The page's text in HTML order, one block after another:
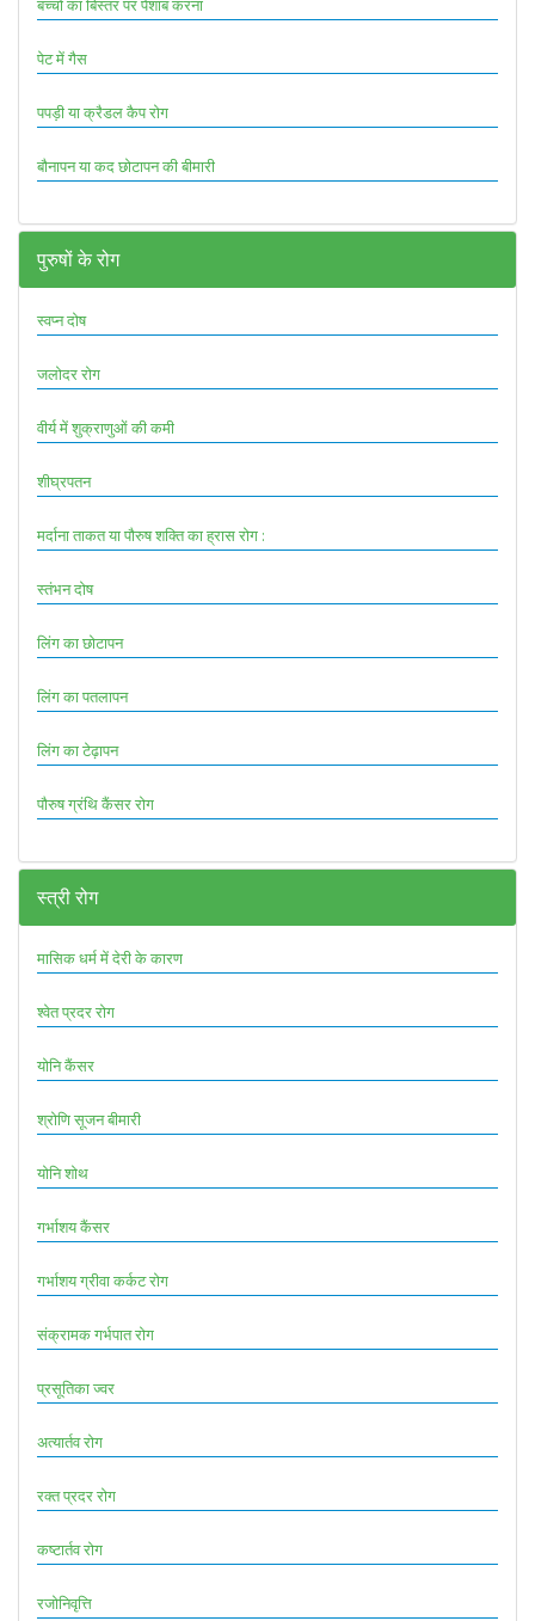
बच्चों का बिस्तर पर पेशाब करना
पेट में गैस
पपड़ी या क्रैडल कैप रोग
बौनापन या कद छोटापन की बीमारी
पुरुषों के रोग
स्वप्न दोष
जलोदर रोग
वीर्य में शुक्राणुओं की कमी
शीघ्रपतन
मर्दाना ताकत या पौरुष शक्ति का ह्रास रोग :
स्तंभन दोष
लिंग का छोटापन
लिंग का पतलापन
लिंग का टेढ़ापन
पौरुष ग्रंथि कैंसर रोग
स्त्री रोग
मासिक धर्म में देरी के कारण
श्वेत प्रदर रोग
योनि कैंसर
श्रोणि सूजन बीमारी
योनि शोथ
गर्भाशय कैंसर
गर्भाशय ग्रीवा कर्कट रोग
संक्रामक गर्भपात रोग
प्रसूतिका ज्वर
अत्यार्तव रोग
रक्त प्रदर रोग
कष्टार्तव रोग
रजोनिवृत्ति